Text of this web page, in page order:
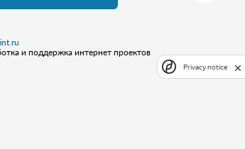
и поддержка интернет проектов
Privacy notice